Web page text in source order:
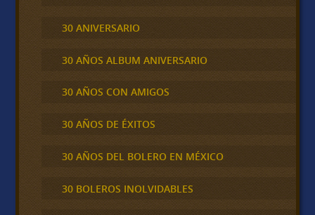
30 ANIVERSARIO
30 AÑOS ALBUM ANIVERSARIO
30 AÑOS CON AMIGOS
30 AÑOS DE ÉXITOS
30 AÑOS DEL BOLERO EN MÉXICO
30 BOLEROS INOLVIDABLES